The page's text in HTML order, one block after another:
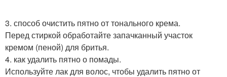
3. способ очистить пятно от тонального крема.
Перед стиркой обработайте запачканный участок
кремом (пеной) для бритья.
4. как удалить пятно о помады.
Используйте лак для волос, чтобы удалить пятно от